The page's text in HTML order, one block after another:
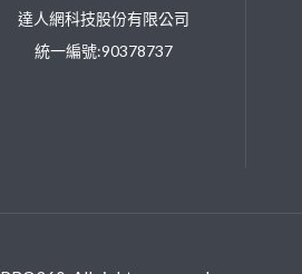
達人網科技股份有限公司
統一編號:90378737